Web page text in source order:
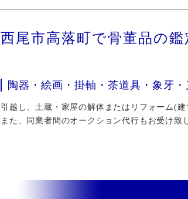
西尾市高落町で骨董品の
陶器・絵画・掛軸・茶道具・象牙・
引越し、土蔵・家屋の解体またはリフォーム(
また、同業者間のオークション代行もお受け致